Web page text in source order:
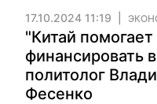
17.10.2024 11:19
"Китай
финансировать
политолог
Фесенко